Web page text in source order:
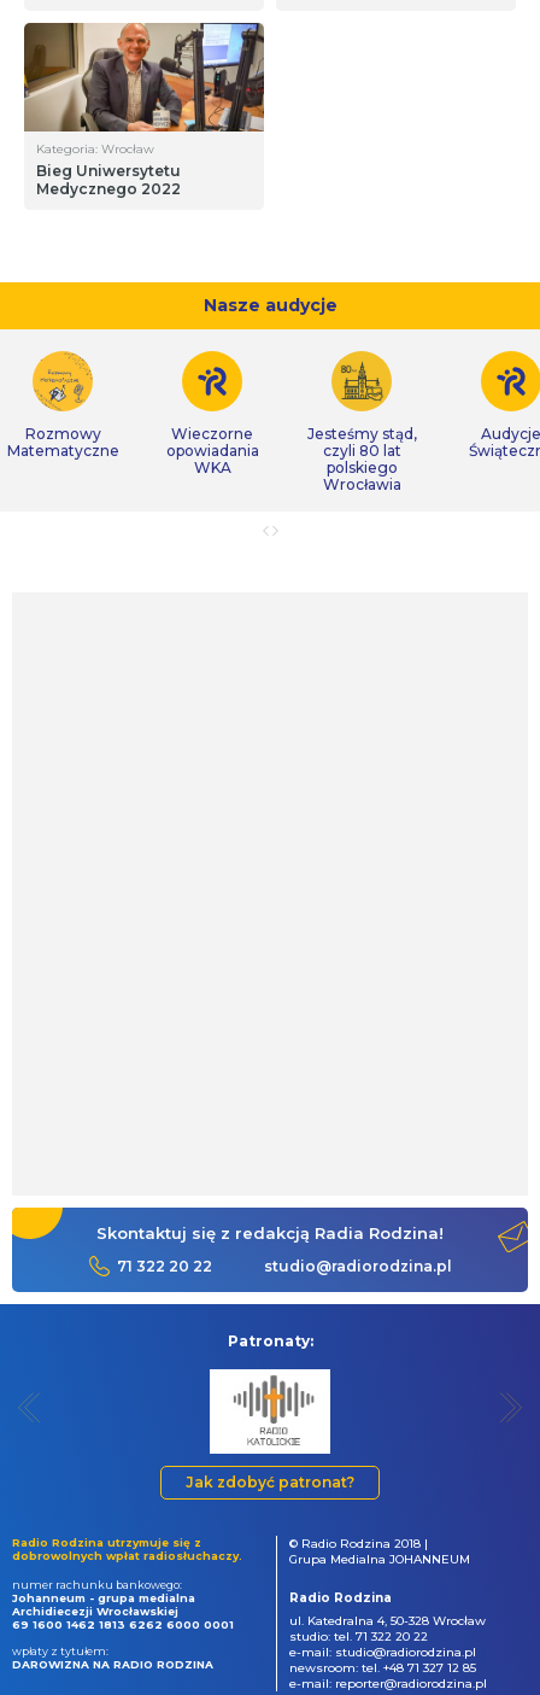
Kategoria: Wrocław
Bieg Uniwersytetu
Medycznego 2022
Nasze audycje
Rozmowy
Matematyczne
Wieczorne
opowiadania
WKA
Jesteśmy stąd,
czyli 80 lat
polskiego
Wrocławia
Audycje
Skontaktuj się z redakcją Radia Rodzina!
71 322 20 22 studio@radiorodzina.pl
Patronaty:
Jak zdobyć patronat?
Radio Rodzina utrzymuje się z
dobrowolnych wpłat radiosłuchaczy.
numer rachunku bankowego:
Johanneum - grupa medialna
Archidiecezji Wrocławskiej
69 1600 1462 1813 6262 6000 0001
wpłaty z tytułem:
DAROWIZNA NA RADIO RODZINA
© Radio Rodzina 2018 |
Grupa Medialna JOHANNEUM
Radio Rodzina
ul. Katedralna 4, 50-328 Wrocław
studio: tel. 71 322 20 22
e-mail: studio@radiorodzina.pl
newsroom: tel. +48 71 327 12 85
e-mail: reporter@radiorodzina.pl